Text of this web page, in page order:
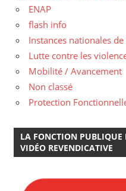
ENAP
flash info
Instances nationales
Lutte contre les
Mobilité / Avancement
Non classé
Protection
LA FONCTION PUBLIQUE
VIDÉO REVENDICATIVE